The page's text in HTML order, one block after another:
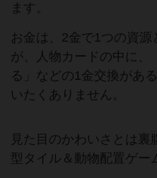
ます。
お金は、2金で1つの資源
が、人物カードの中に、
る」などの1金交換があ
いたくありません。
見た目のかわいさとは
型タイル＆動物配置ゲー